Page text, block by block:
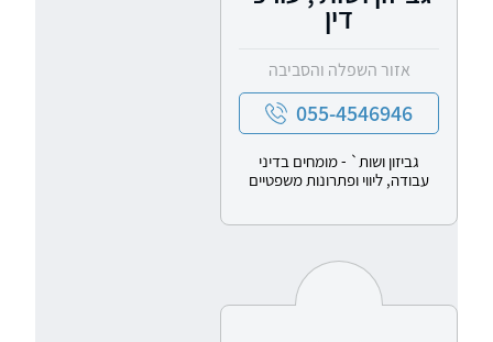
דין
אזור השפלה והסביבה
055-4546946
גביזון ושות` - מומחים בדיני
עבודה, ליווי ופתרונות משפטיים